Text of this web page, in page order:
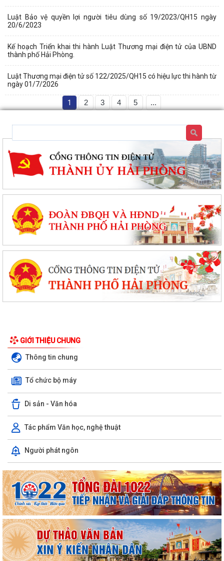
Luật Bảo vệ quyền lợi người tiêu dùng số 19/2023/QH15 ngày
20/6/2023
Kế hoạch Triển khai thi hành Luật Thương mại điện tử của UBND
thành phố Hải Phòng.
Luật Thương mại điện tử số 122/2025/QH15 có hiệu lực thi hành từ
ngày 01/7/2026
1 2 3 4 5 ...
GIỚI THIỆU CHUNG
Thông tin chung
Tổ chức bộ máy
Di sản - Văn hóa
Tác phẩm Văn học, nghệ thuật
Người phát ngôn
cuốn lá nhỏ lứa 5 phát sinh gây hại.
Xã Hà Bắc: Tuyên truyền, vận động các hộ gia đình chấp hành kiểm
đếm bắt buộc để giải phóng mặt...
Hội phụ nữ xã Hà Bắc tổ chức trao quà của tổ chức GNI Hàn Quốc cho
hội viên phụ nữ trên địa bàn
Ban chỉ huy quân sự xã Hà Bắc tiếp nhận đơn xung phong tình nguyện
nhập ngũ năm 2027 của 4 công dân